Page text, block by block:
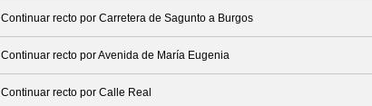
Continuar recto por Carretera de Sagunto a Burgos
Continuar recto por Avenida de María Eugenia
Continuar recto por Calle Real